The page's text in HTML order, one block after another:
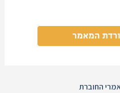
המאמר
החוברת